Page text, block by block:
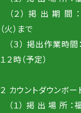
（２） 掲 出 期 間
（火）まで
（３） 掲出作業時間
１２時（予定）
２ カウントダウンボー
（１） 掲 出 場 所